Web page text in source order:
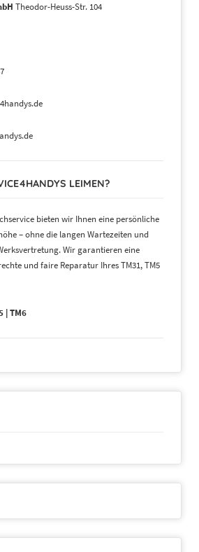
Theodor-Heuss-Str. 104
LEIMEN?
bieten wir Ihnen eine persönliche
– ohne die langen Wartezeiten und
Wir garantieren eine
und faire Reparatur Ihres TM31, TM5
| TM6